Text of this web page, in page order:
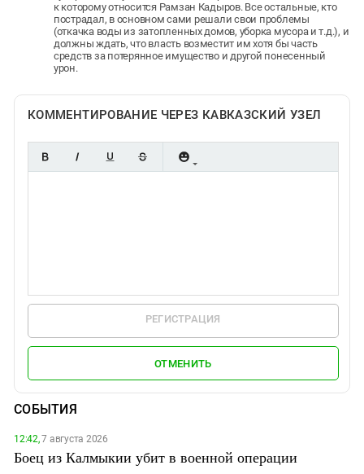
к которому относится Рамзан Кадыров. Все остальные, кто
пострадал, в основном сами решали свои проблемы
(откачка воды из затопленных домов, уборка мусора и т.д.), и
должны ждать, что власть возместит им хотя бы часть
средств за потерянное имущество и другой понесенный
урон.
КОММЕНТИРОВАНИЕ ЧЕРЕЗ КАВКАЗСКИЙ УЗЕЛ
РЕГИСТРАЦИЯ
ОТМЕНИТЬ
СОБЫТИЯ
12:42,7 августа 2026
Боец из Калмыкии убит в военной операции